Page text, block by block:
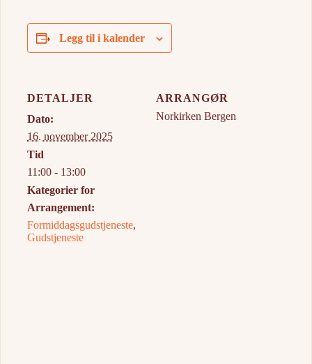
Legg til i kalender
DETALJER
Dato:
16. november 2025
Tid
11:00 - 13:00
Kategorier for
Arrangement:
Formiddagsgudstjeneste,
Gudstjeneste
ARRANGØR
Norkirken Bergen